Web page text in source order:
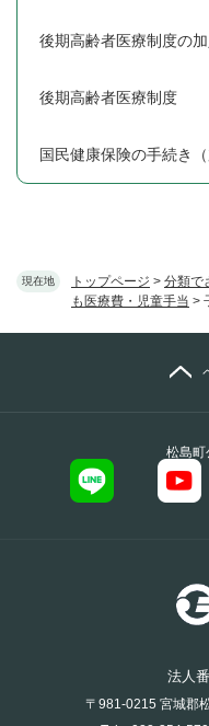
現在地 トップページ > 分類で
も医療費・児童手当 >
後期高齢者医療制度の
後期高齢者医療制度
国民健康保険の手続き（
松島町
法人
〒981-0215 宮城郡